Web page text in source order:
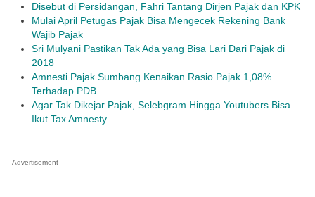
Disebut di Persidangan, Fahri Tantang Dirjen Pajak dan KPK
Mulai April Petugas Pajak Bisa Mengecek Rekening Bank
Wajib Pajak
Sri Mulyani Pastikan Tak Ada yang Bisa Lari Dari Pajak di
2018
Amnesti Pajak Sumbang Kenaikan Rasio Pajak 1,08%
Terhadap PDB
Agar Tak Dikejar Pajak, Selebgram Hingga Youtubers Bisa
Ikut Tax Amnesty
Advertisement